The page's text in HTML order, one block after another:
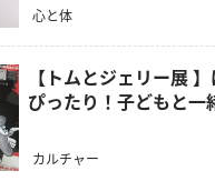
心と体
【トムとジェリー展
ぴったり！子どもと一
カルチャー